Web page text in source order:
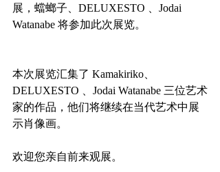
展，蟷螂子、DELUXESTO 、Jodai
Watanabe 将参加此次展览。
本次展览汇集了 Kamakiriko、
DELUXESTO 、Jodai Watanabe 三位艺术
家的作品，他们将继续在当代艺术中展
示肖像画。
欢迎您亲自前来观展。